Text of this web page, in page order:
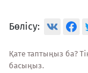
Бөлісу:
Қате таптыңыз ба?
басыңыз.